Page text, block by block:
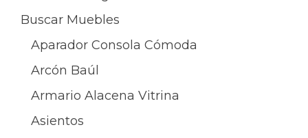
Buscar Muebles
Aparador Consola Cómoda
Arcón Baúl
Armario Alacena Vitrina
Asientos